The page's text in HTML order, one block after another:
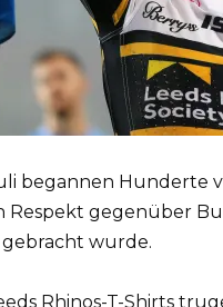
begannen Hunderte
Respekt gegenüber
wurde.
Rhinos-T-Shirts